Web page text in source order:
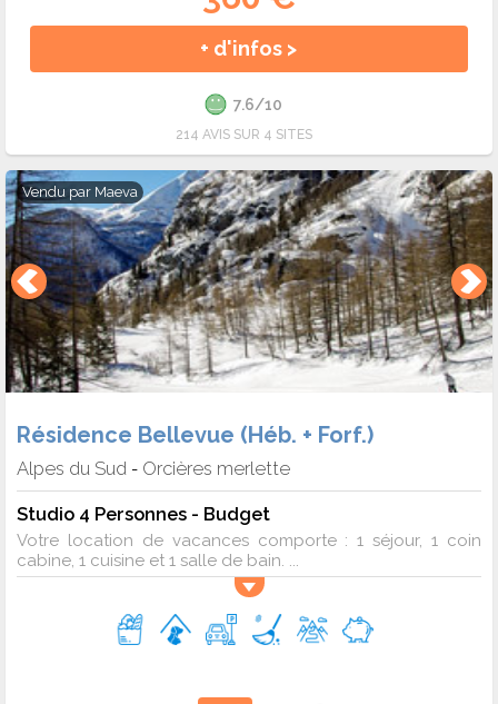
+ d'infos >
7.6/10
214 AVIS SUR 4 SITES
Vendu par Maeva
Résidence Bellevue (Héb. + Forf.)
Alpes du Sud - Orcières merlette
Studio 4 Personnes - Budget
Votre location de vacances comporte : 1 séjour, 1 coin
cabine, 1 cuisine et 1 salle de bain. ...